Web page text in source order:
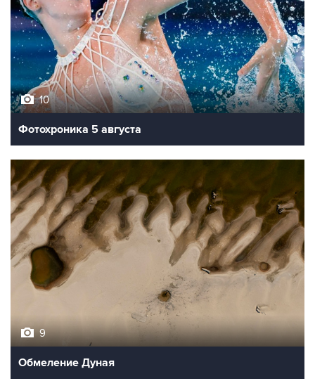
10
Фотохроника 5 августа
Обмеление Дуная